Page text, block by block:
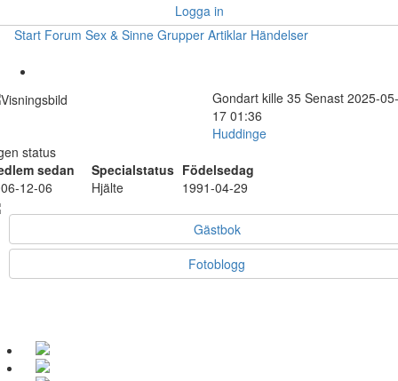
Logga in
Start Forum Sex & Sinne Grupper Artiklar Händelser
Gondart kille 35 Senast 2025-05-
17 01:36
Huddinge
status
sedan
Specialstatus Födelsedag
12-06
Hjälte 1991-04-29
Gästbok
Fotoblogg